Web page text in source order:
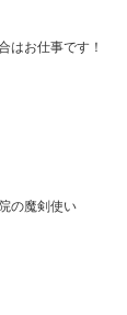
はお仕事です！
の魔剣使い